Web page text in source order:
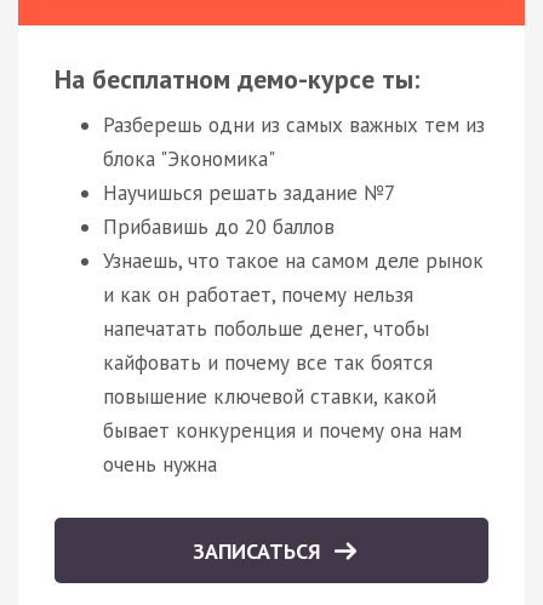
На бесплатном демо-курсе ты:
Разберешь одни из самых важных тем из
блока "Экономика"
Научишься решать задание №7
Прибавишь до 20 баллов
Узнаешь, что такое на самом деле рынок
и как он работает, почему нельзя
напечатать побольше денег, чтобы
кайфовать и почему все так боятся
повышение ключевой ставки, какой
бывает конкуренция и почему она нам
очень нужна
ЗАПИСАТЬСЯ